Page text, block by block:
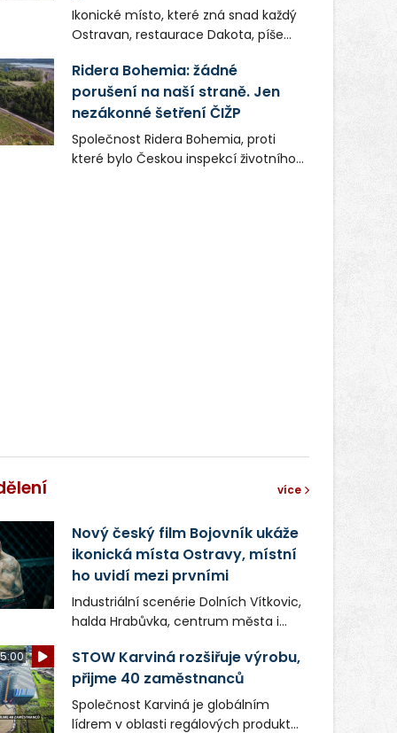
Ikonické místo, které zná snad každý
Ostravan, restaurace Dakota, píše
společnost Dang Investment Group
s.r.o. investuje do projektu přes 50
milionů korun. Cílem je přinést
Ostravě dva špičkové gastronomické
koncepty, které v regionu dosud
chyběly, luxusní středomořskou
Ridera Bohemia: žádné
porušení na naší straně. Jen
nezákonné šetření ČIŽP
Společnost Ridera Bohemia, proti
které bylo Českou inspekcí životního
více
Nový český film Bojovník ukáže
ikonická místa Ostravy, místní
ho uvidí mezi prvními
Industriální scenérie Dolních Vítkovic,
halda Hrabůvka, centrum města i
v novém filmu Bojovník, který vstoupí
do kin už 13. srpna. Režiséři Vojtěch
Frič a Tomáš Dianiška si
moravskoslezskou metropoli
STOW Karviná rozšiřuje výrobu,
přijme 40 zaměstnanců
Společnost Karviná je globálním
lídrem v oblasti regálových produktů